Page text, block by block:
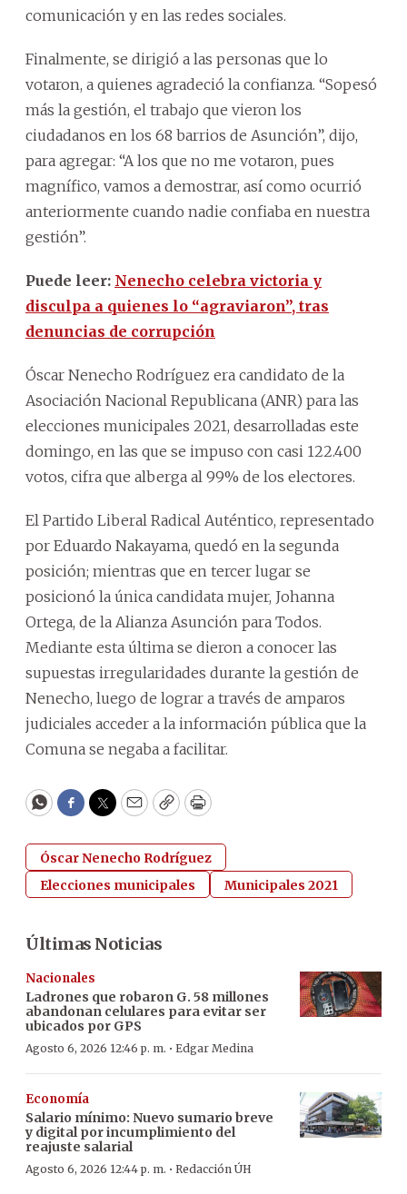
comunicación y en las redes sociales.
Finalmente, se dirigió a las personas que lo
votaron, a quienes agradeció la confianza. “Sopesó
más la gestión, el trabajo que vieron los
ciudadanos en los 68 barrios de Asunción”, dijo,
para agregar: “A los que no me votaron, pues
magnífico, vamos a demostrar, así como ocurrió
anteriormente cuando nadie confiaba en nuestra
gestión”.
Puede leer: Nenecho celebra victoria y
disculpa a quienes lo “agraviaron”, tras
denuncias de corrupción
Óscar Nenecho Rodríguez era candidato de la
Asociación Nacional Republicana (ANR) para las
elecciones municipales 2021, desarrolladas este
domingo, en las que se impuso con casi 122.400
votos, cifra que alberga al 99% de los electores.
El Partido Liberal Radical Auténtico, representado
por Eduardo Nakayama, quedó en la segunda
posición; mientras que en tercer lugar se
posicionó la única candidata mujer, Johanna
Ortega, de la Alianza Asunción para Todos.
Mediante esta última se dieron a conocer las
supuestas irregularidades durante la gestión de
Nenecho, luego de lograr a través de amparos
judiciales acceder a la información pública que la
Comuna se negaba a facilitar.
WhatsApp
Facebook
Twitter
EmailCopyPrint
Óscar Nenecho Rodríguez
Elecciones municipales
Municipales 2021
Últimas Noticias
Nacionales
Ladrones que robaron G. 58 millones
abandonan celulares para evitar ser
ubicados por GPS
Agosto 6, 2026 12:46 p. m. · Edgar Medina
Economía
Salario mínimo: Nuevo sumario breve
y digital por incumplimiento del
reajuste salarial
Agosto 6, 2026 12:44 p. m. · Redacción ÚH